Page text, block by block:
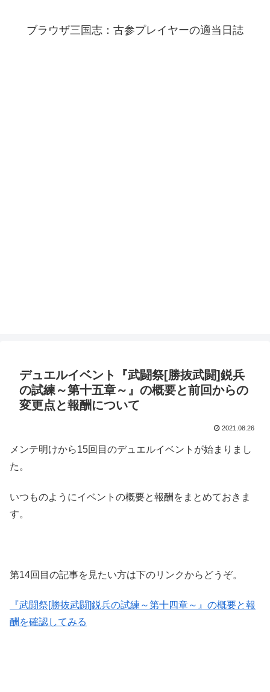
ブラウザ三国志：古参プレイヤーの適当日誌
デュエルイベント『武闘祭[勝抜武闘]鋭兵
の試練～第十五章～』の概要と前回からの
変更点と報酬について
2021.08.26
メンテ明けから15回目のデュエルイベントが始まりまし
た。
いつものようにイベントの概要と報酬をまとめておきま
す。
第14回目の記事を見たい方は下のリンクからどうぞ。
『武闘祭[勝抜武闘]鋭兵の試練～第十四章～』の概要と報
酬を確認してみる